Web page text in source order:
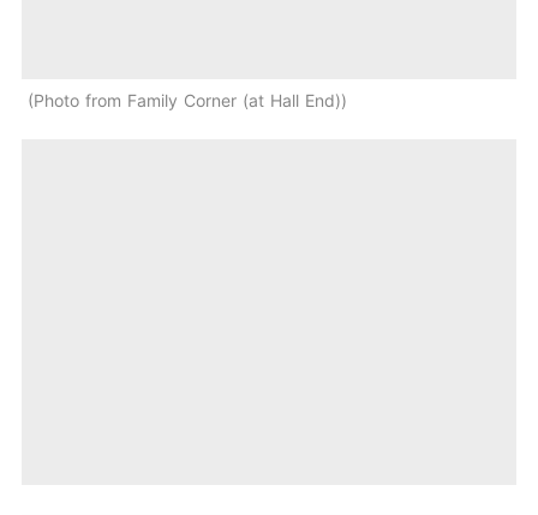
Photo from Family Corner (at Hall End)